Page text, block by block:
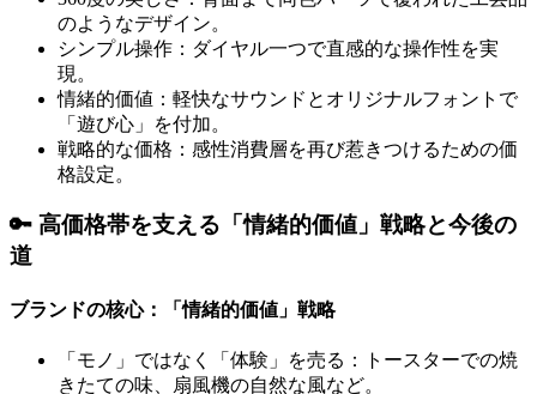
のようなデザイン。
シンプル操作：ダイヤル一つで直感的な操作性を実
現。
情緒的価値：軽快なサウンドとオリジナルフォントで
「遊び心」を付加。
戦略的な価格：感性消費層を再び惹きつけるための価
格設定。
🔑 高価格帯を支える「情緒的価値」戦略と今後の
道
ブランドの核心：「情緒的価値」戦略
「モノ」ではなく「体験」を売る：トースターでの焼
きたての味、扇風機の自然な風など。